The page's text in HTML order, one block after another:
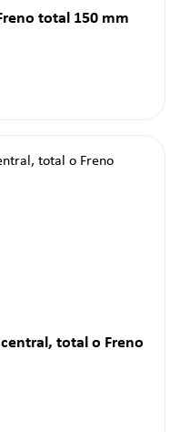
total 150 mm
total o Freno